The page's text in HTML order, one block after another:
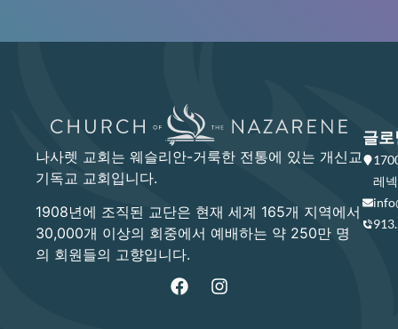
나사렛 교회는 웨슬리안-거룩한 전통에 있는 개신교
기독교 교회입니다.
1908년에 조직된 교단은 현재 세계 165개 지역에서
30,000개 이상의 회중에서 예배하는 약 250만 명
의 회원들의 고향입니다.
글로
레